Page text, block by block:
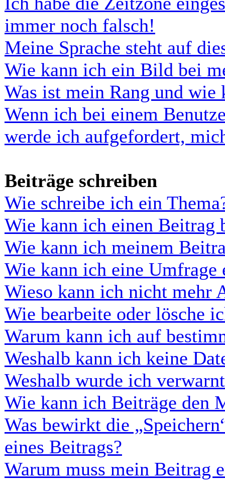
immer noch falsch!
Meine Sprache steht auf
Wie kann ich ein Bild bei
Was ist mein Rang und wie
Wenn ich bei einem
werde ich aufgefordert,
Beiträge schreiben
Wie schreibe ich ein
Wie kann ich einen Beitrag
Wie kann ich meinem
Wie kann ich eine Umfrage
Wieso kann ich nicht mehr
Wie bearbeite oder lösche
Warum kann ich auf
Weshalb kann ich keine
Weshalb wurde ich
Wie kann ich Beiträge den
Was bewirkt die
eines Beitrags?
Warum muss mein Beitrag